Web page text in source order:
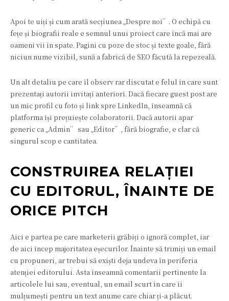
Apoi te uiți și cum arată secțiunea „Despre noi”. O echipă cu
fețe și biografii reale e semnul unui proiect care încă mai are
oameni vii în spate. Pagini cu poze de stoc și texte goale, fără
niciun nume vizibil, sună a fabrică de SEO făcută la repezeală.
Un alt detaliu pe care îl observ rar discutat e felul în care sunt
prezentați autorii invitați anteriori. Dacă fiecare guest post are
un mic profil cu foto și link spre LinkedIn, înseamnă că
platforma își prețuiește colaboratorii. Dacă autorii apar
generic ca „Admin” sau „Editor”, fără biografie, e clar că
singurul scop e cantitatea.
CONSTRUIREA RELAȚIEI
CU EDITORUL, ÎNAINTE DE
ORICE PITCH
Aici e partea pe care marketerii grăbiți o ignoră complet, iar
de aici încep majoritatea eșecurilor. Înainte să trimiți un email
cu propuneri, ar trebui să exiști deja undeva în periferia
atenției editorului. Asta înseamnă comentarii pertinente la
articolele lui sau, eventual, un email scurt în care îi
mulțumești pentru un text anume care chiar ți-a plăcut.